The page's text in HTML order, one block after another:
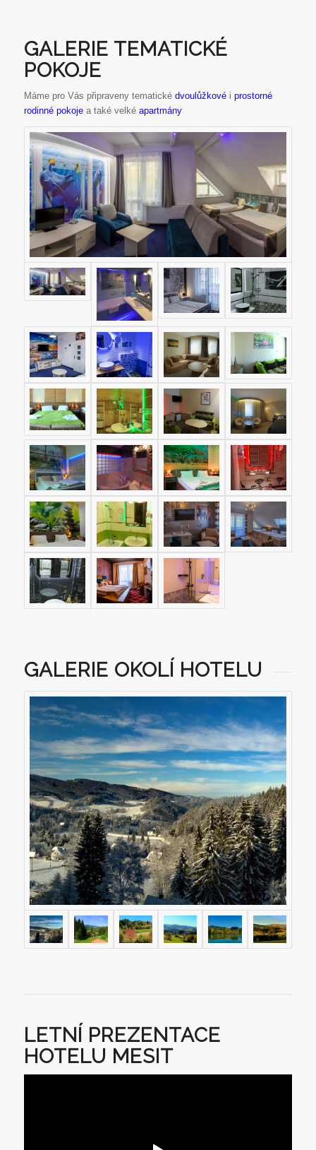
GALERIE TEMATICKÉ
POKOJE
Máme pro Vás připraveny tematické dvoulůžkovéi prostorné
rodinné pokojea také velké apartmány
GALERIE OKOLÍ HOTELU
LETNÍ PREZENTACE
HOTELU MESIT